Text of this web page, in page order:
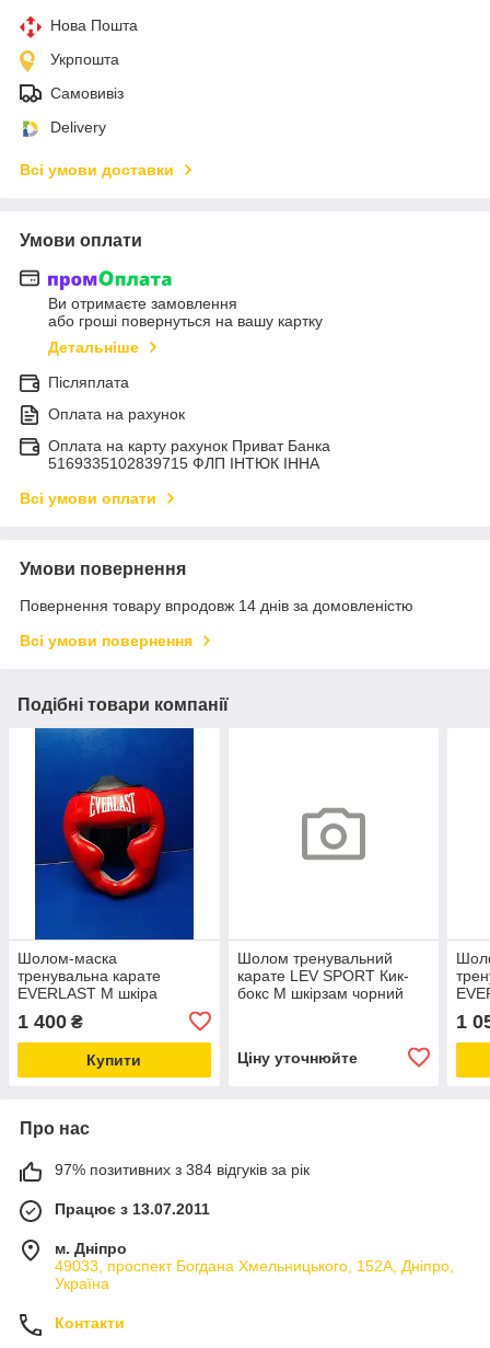
Нова Пошта
Укрпошта
Самовивіз
Delivery
Всі умови доставки
Умови оплати
Ви отримаєте замовлення
або гроші повернуться на вашу картку
Детальніше
Післяплата
Оплата на рахунок
Оплата на карту рахунок Приват Банка
5169335102839715 ФЛП ІНТЮК ІННА
Всі умови оплати
Умови повернення
Повернення товару впродовж 14 днів за домовленістю
Всі умови повернення
Подібні товари компанії
Шолом-маска
тренувальна карате
EVERLAST M шкіра
1 400 ₴
Купити
Шолом тренувальний
карате LEV SPORT Кик-
бокс M шкірзам чорний
Ціну уточнюйте
1
Про нас
97% позитивних з 384 відгуків за рік
Працює з 13.07.2011
м. Дніпро
49033, проспект Богдана Хмельницького, 152А, Дніпро,
Україна
Контакти